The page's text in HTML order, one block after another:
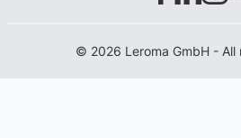
© 2026 Leroma GmbH - All